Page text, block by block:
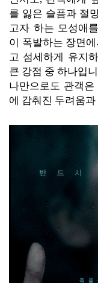
를 잃은 슬픔과 절
고자 하는 모성애
이 폭발하는 장면
고 섬세하게 유지
큰 강점 중 하나입
나만으로도 관객
에 감춰진 두려움